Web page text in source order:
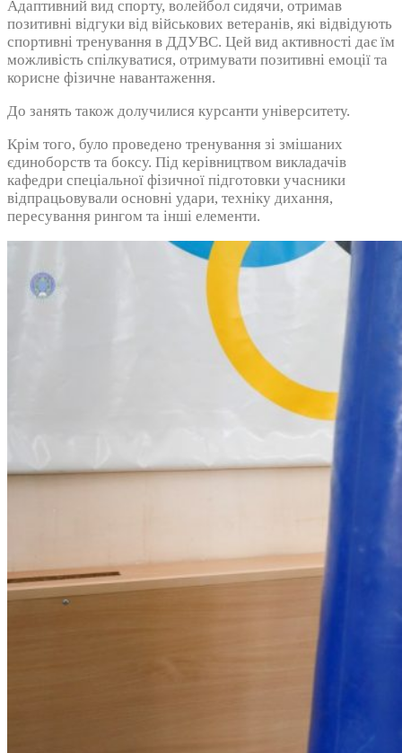
Адаптивний вид спорту, волейбол сидячи, отримав
позитивні відгуки від військових ветеранів, які відвідують
спортивні тренування в ДДУВС. Цей вид активності дає їм
можливість спілкуватися, отримувати позитивні емоції та
корисне фізичне навантаження.
До занять також долучилися курсанти університету.
Крім того, було проведено тренування зі змішаних
єдиноборств та боксу. Під керівництвом викладачів
кафедри спеціальної фізичної підготовки учасники
відпрацьовували основні удари, техніку дихання,
пересування рингом та інші елементи.